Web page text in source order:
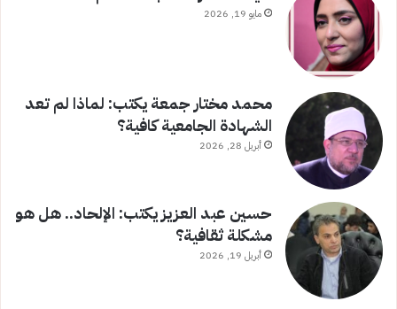
مايو 19, 2026
محمد مختار جمعة يكتب: لماذا لم تعد
الشهادة الجامعية كافية؟
أبريل 28, 2026
حسين عبد العزيز يكتب: الإلحاد.. هل هو
مشكلة ثقافية؟
أبريل 19, 2026